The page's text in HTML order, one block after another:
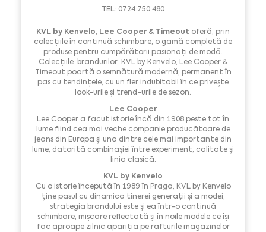
TEL: 0724 750 480
KVL by Kenvelo, Lee Cooper & Timeout oferă, prin
colecțiile în continuă schimbare, o gamă completă de
produse pentru cumpărătorii pasionați de modă.
Colecțiile brandurilor KVL by Kenvelo, Lee Cooper &
Timeout poartă o semnătură modernă, permanent în
pas cu tendințele, cu un fler indubitabil în ce privește
look-urile și trend-urile de sezon.
Lee Cooper
Lee Cooper a facut istorie încă din 1908 peste tot în
lume fiind cea mai veche companie producătoare de
jeans din Europa și una dintre cele mai importante din
lume, datorită combinașiei între experiment, calitate și
linia clasică.
KVL by Kenvelo
Cu o istorie începută în 1989 în Praga, KVL by Kenvelo
ține pasul cu dinamica tinerei generații și a modei,
strategia brandului este și ea într-o continuă
schimbare, mișcare reflectată și în noile modele ce își
fac aproape zilnic apariția pe rafturile magazinelor